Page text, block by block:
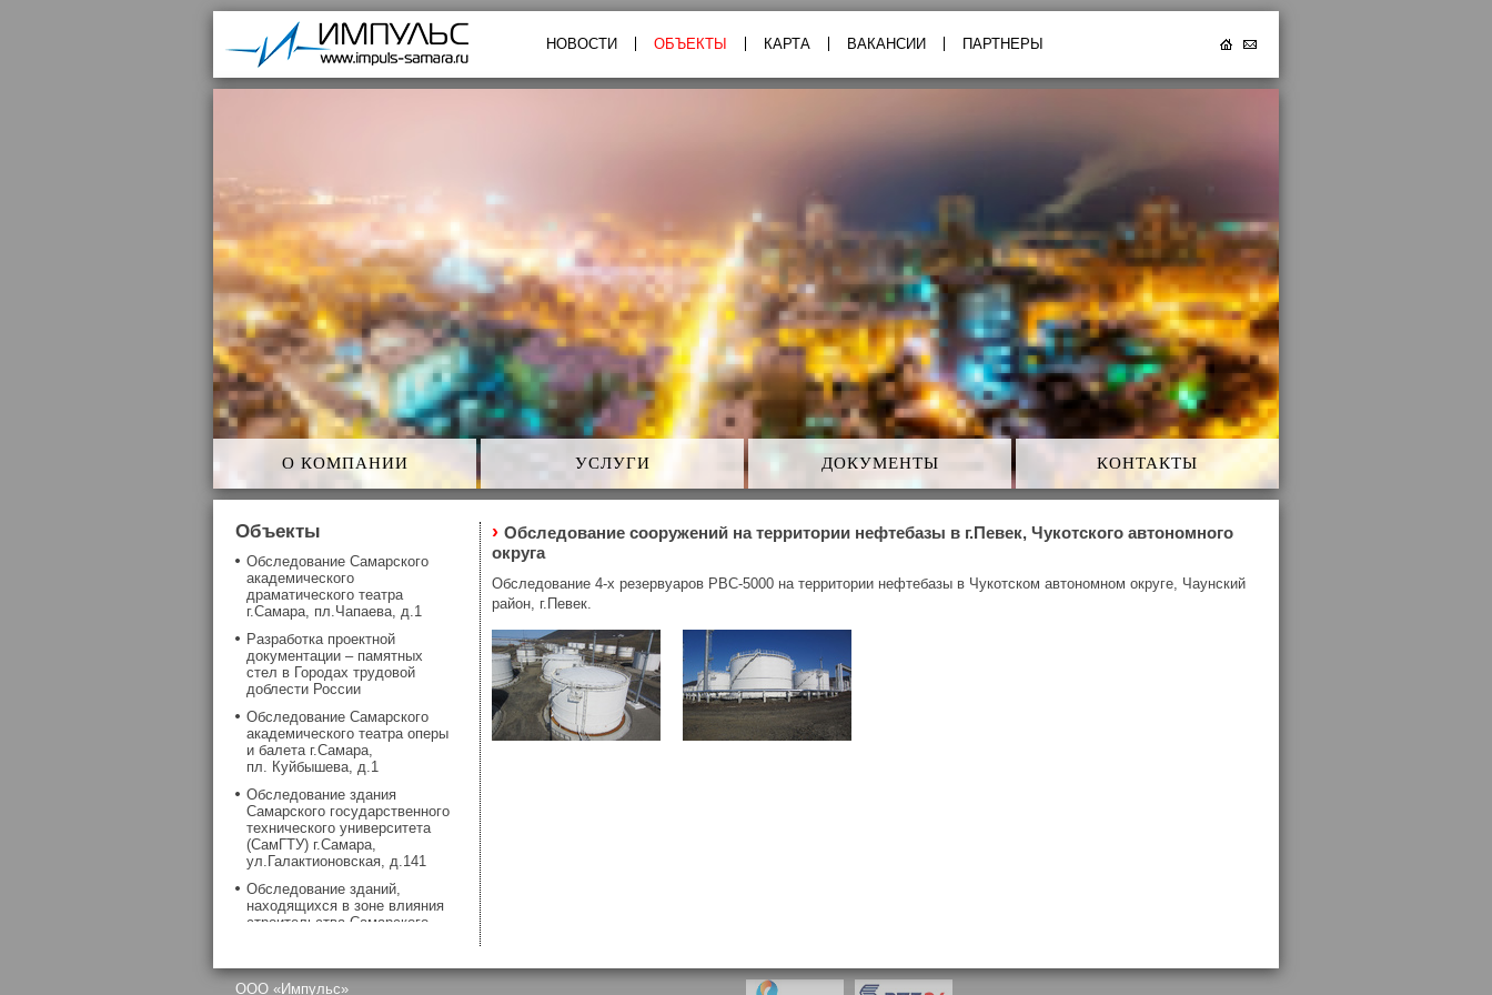
НОВОСТИ
ОБЪЕКТЫ КАРТА ВАКАНСИИ ПАРТНЕРЫ Главная
О КОМПАНИИ УСЛУГИ ДОКУМЕНТЫ КОНТАКТЫ
Объекты
Обследование Самарского
академического
драматического театра
г.Самара, пл.Чапаева, д.1
Разработка проектной
документации – памятных
стел в Городах трудовой
доблести России
Обследование Самарского
академического театра оперы
и балета г.Самара,
пл. Куйбышева, д.1
Обследование здания
Самарского государственного
технического университета
(СамГТУ) г.Самара,
ул.Галактионовская, д.141
Обследование зданий,
находящихся в зоне влияния
строительства Самарского
Обследование фундаментов
здания Самарской хоральной
› Обследование сооружений на территории нефтебазы в г.Певек, Чукотского автономного
округа
Обследование 4-х резервуаров РВС-5000 на территории нефтебазы в Чукотском автономном округе, Чаунский
район, г.Певек.
OOO «Импульс»